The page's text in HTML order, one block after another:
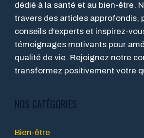
dédié à la santé et au bien-être.
travers des articles approfondis,
conseils d’experts et inspirez-
témoignages motivants pour
qualité de vie. Rejoignez notre
transformez positivement votre
NOS CATÉGORIES
Bien-être